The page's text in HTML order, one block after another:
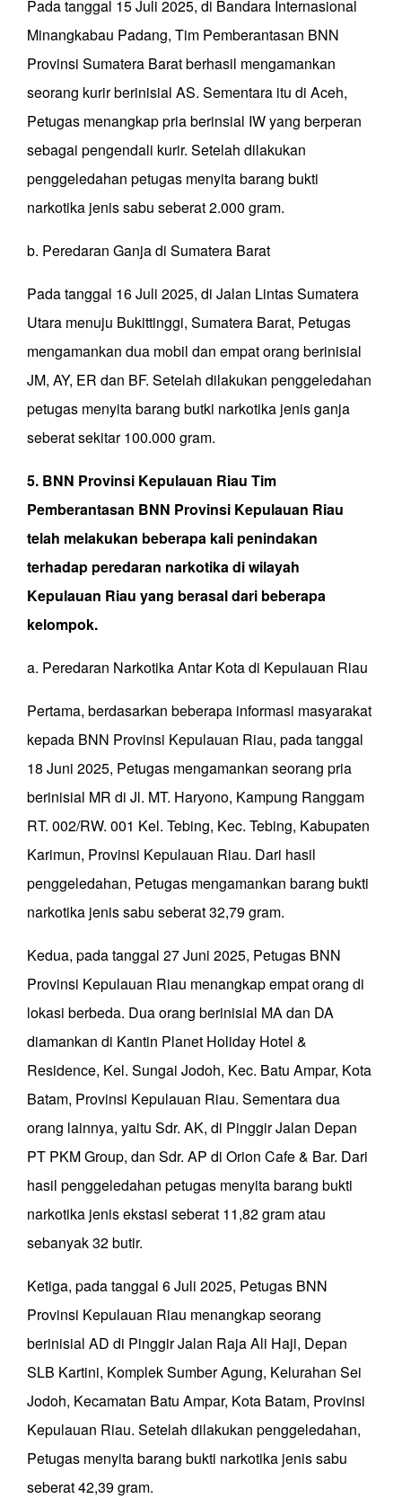
Pada tanggal 15 Juli 2025, di Bandara Internasional
Minangkabau Padang, Tim Pemberantasan BNN
Provinsi Sumatera Barat berhasil mengamankan
seorang kurir berinisial AS. Sementara itu di Aceh,
Petugas menangkap pria berinsial IW yang berperan
sebagai pengendali kurir. Setelah dilakukan
penggeledahan petugas menyita barang bukti
narkotika jenis sabu seberat 2.000 gram.
b. Peredaran Ganja di Sumatera Barat
Pada tanggal 16 Juli 2025, di Jalan Lintas Sumatera
Utara menuju Bukittinggi, Sumatera Barat, Petugas
mengamankan dua mobil dan empat orang berinisial
JM, AY, ER dan BF. Setelah dilakukan penggeledahan
petugas menyita barang butki narkotika jenis ganja
seberat sekitar 100.000 gram.
5. BNN Provinsi Kepulauan Riau Tim
Pemberantasan BNN Provinsi Kepulauan Riau
telah melakukan beberapa kali penindakan
terhadap peredaran narkotika di wilayah
Kepulauan Riau yang berasal dari beberapa
kelompok.
a. Peredaran Narkotika Antar Kota di Kepulauan Riau
Pertama, berdasarkan beberapa informasi masyarakat
kepada BNN Provinsi Kepulauan Riau, pada tanggal
18 Juni 2025, Petugas mengamankan seorang pria
berinisial MR di Jl. MT. Haryono, Kampung Ranggam
RT. 002/RW. 001 Kel. Tebing, Kec. Tebing, Kabupaten
Karimun, Provinsi Kepulauan Riau. Dari hasil
penggeledahan, Petugas mengamankan barang bukti
narkotika jenis sabu seberat 32,79 gram.
Kedua, pada tanggal 27 Juni 2025, Petugas BNN
Provinsi Kepulauan Riau menangkap empat orang di
lokasi berbeda. Dua orang berinisial MA dan DA
diamankan di Kantin Planet Holiday Hotel &
Residence, Kel. Sungai Jodoh, Kec. Batu Ampar, Kota
Batam, Provinsi Kepulauan Riau. Sementara dua
orang lainnya, yaitu Sdr. AK, di Pinggir Jalan Depan
PT PKM Group, dan Sdr. AP di Orion Cafe & Bar. Dari
hasil penggeledahan petugas menyita barang bukti
narkotika jenis ekstasi seberat 11,82 gram atau
sebanyak 32 butir.
Ketiga, pada tanggal 6 Juli 2025, Petugas BNN
Provinsi Kepulauan Riau menangkap seorang
berinisial AD di Pinggir Jalan Raja Ali Haji, Depan
SLB Kartini, Komplek Sumber Agung, Kelurahan Sei
Jodoh, Kecamatan Batu Ampar, Kota Batam, Provinsi
Kepulauan Riau. Setelah dilakukan penggeledahan,
Petugas menyita barang bukti narkotika jenis sabu
seberat 42,39 gram.